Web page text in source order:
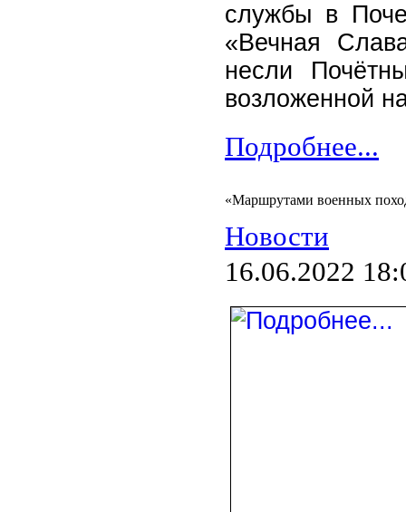
службы в
«Вечная
несли
возложенной
Подробнее...
«Маршрутами военных
Новости
16.06.2022